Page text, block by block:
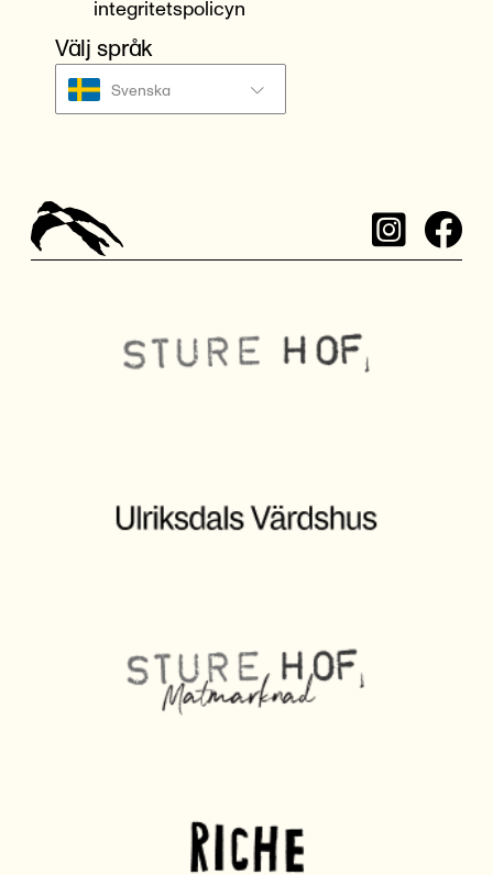
integritetspolicyn
Välj språk
Svenska